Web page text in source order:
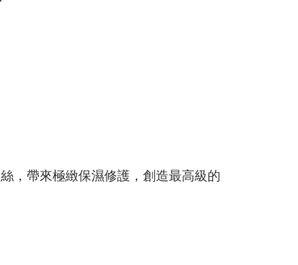
，帶來極緻保濕修護，創造最高級的